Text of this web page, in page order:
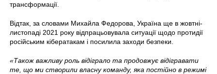
трансформації.
Відтак, за словами Михайла Федорова, Україна ще в жовтні-
листопаді 2021 року відпрацьовувала ситуації щодо протидії
російським кібератакам і посилила заходи безпеки.
«Також важливу роль відіграло та продовжує відігравати
те, що ми створили власну команду, яка постійно в режимі